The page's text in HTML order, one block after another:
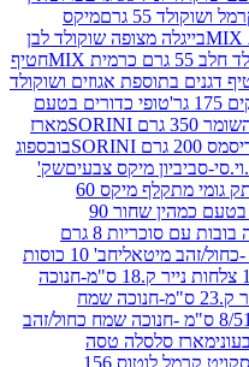
מיקס
מצופה שוקולד לבן
חטיף
אגוזים ושוקולד
כדורים בטעם
מארז
בובספוג
מיקס צבעיםשק'
ממתק גומי מתקלף מיקס 60
לייס בטעם כמהין שחור 90
צעצוע סנטה בובות עם סוכריות 8 גרם
חב' 10 כוסות
חב' 10 צלחות נייר ק.18 ס"מ-חנוכה
נייר ק.23 ס"מ-חנוכה שמח
8/51/18 ס"מ -חנוכה שמח כחול/זהב
טסה
ביסקויט קרמל לוטוס 156